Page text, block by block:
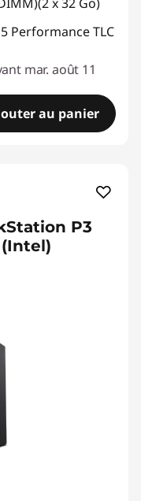
Performance TLC
mar. août 11
au panier
P3